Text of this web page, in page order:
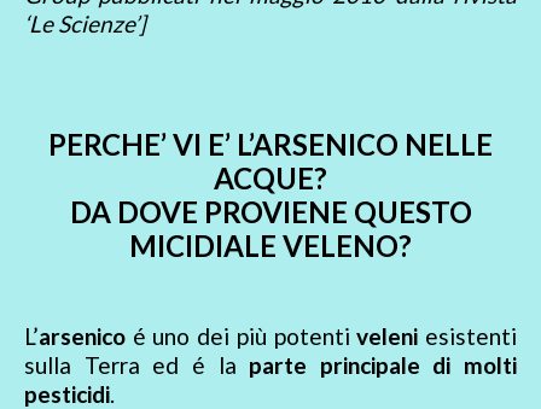
‘Le Scienze’]
PERCHE’ VI E’ L’ARSENICO NELLE
ACQUE?
DA DOVE PROVIENE QUESTO
MICIDIALE VELENO?
L’arsenico é uno dei più potentiveleni esistenti
sulla Terra ed é la parte principale di molti
pesticidi.